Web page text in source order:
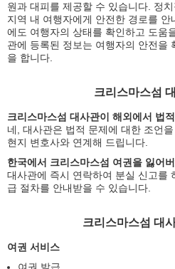
원과 대피를 제공할 수 있습니다. 정
지역 내 여행자에게 안전한 경로를
에도 여행자의 상태를 확인하고 도움
관에 등록된 정보는 여행자의 안전을
을 합니다.
크리스마스섬
크리스마스섬 대사관이 해외에서 법
네, 대사관은 법적 문제에 대한 조언
현지 변호사와 연계해 드립니다.
한국에서 크리스마스섬 여권을 잃어
대사관에 즉시 연락하여 분실 신고를
급 절차를 안내받을 수 있습니다.
크리스마스섬 대
여권 서비스